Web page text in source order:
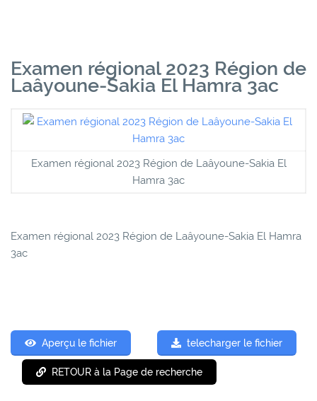
Examen régional 2023 Région de
Laâyoune-Sakia El Hamra 3ac
Examen régional 2023 Région de Laâyoune-Sakia El
Hamra 3ac
Examen régional 2023 Région de Laâyoune-Sakia El Hamra
3ac
Aperçu le fichier telecharger le fichier
RETOUR à la Page de recherche